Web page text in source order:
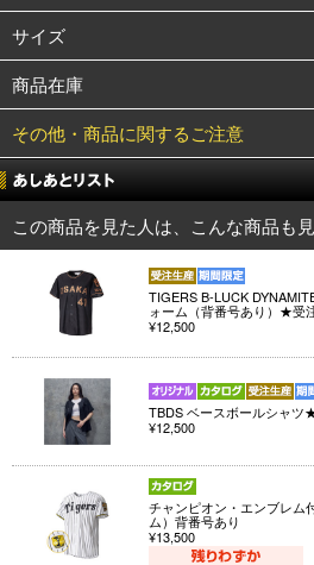
サイズ
商品在庫
その他・商品に関するご注意
この商品を見た人は、こんな商品も
TIGERS B-LUCK
ォーム（背番号あり）★受
¥12,500
TBDS ベースボールシャ
¥12,500
チャンピオン・エンブレム
ム）背番号あり
¥13,500